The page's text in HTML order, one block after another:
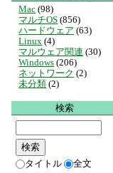
Mac (98)
マルチOS (856)
ハードウェア (63)
Linux (4)
マルウェア関連 (30)
Windows (206)
ネットワーク (2)
未分類 (2)
検索
タイトル 全文